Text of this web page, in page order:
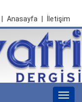
İletişim
Anasayfa